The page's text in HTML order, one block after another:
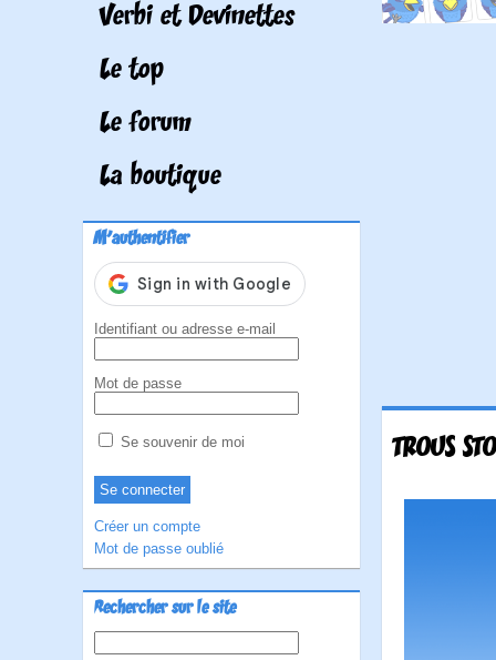
Verbi et Devinettes
Le top
Le forum
La boutique
M'authentifier
Identifiant ou adresse e-mail
Mot de passe
Se souvenir de moi
Créer un compte
Mot de passe oublié
Rechercher sur le site
TROUS